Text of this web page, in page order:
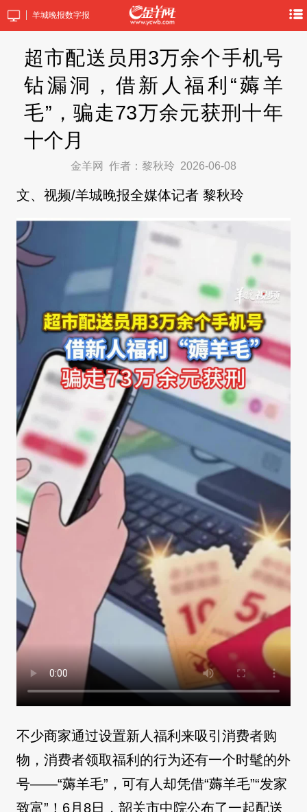
羊城晚报数字报
超市配送员用3万余个手机号
钻漏洞，借新人福利“薅羊
毛”，骗走73万余元获刑十年
十个月
金羊网 作者：黎秋玲 2026-06-08
文、视频/羊城晚报全媒体记者 黎秋玲
不少商家通过设置新人福利来吸引消费者购
物，消费者领取福利的行为还有一个时髦的外
号——“薅羊毛”，可有人却凭借“薅羊毛”“发家
致富”！6月8日，韶关市中院公布了一起配送